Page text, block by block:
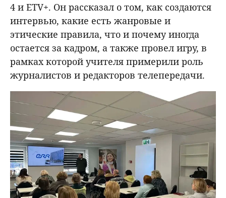
4 и ETV+. Он рассказал о том, как создаются
интервью, какие есть жанровые и
этические правила, что и почему иногда
остается за кадром, а также провел игру, в
рамках которой учителя примерили роль
журналистов и редакторов телепередачи.